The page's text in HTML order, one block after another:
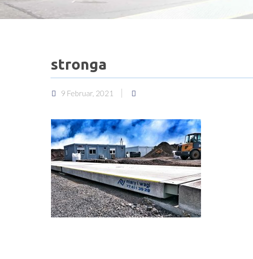
stronga
9 Februar, 2021